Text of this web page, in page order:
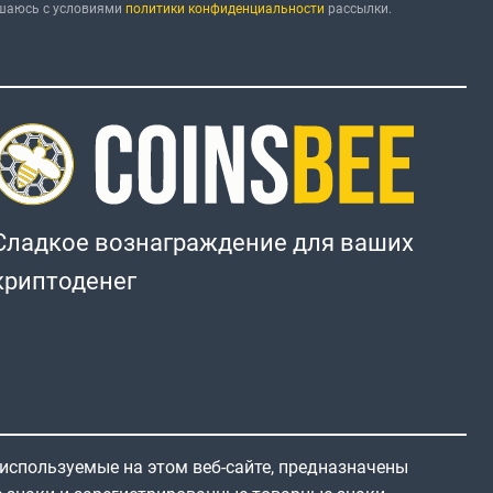
с условиями политики конфиденциальности рассылки.
вознаграждение для ваших
на этом веб-сайте, предназначены